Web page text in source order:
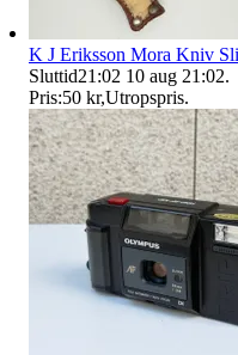
K J Eriksson Mora Kniv
Sluttid21:02 10 aug 21:02.
Pris:50 kr,Utropspris.